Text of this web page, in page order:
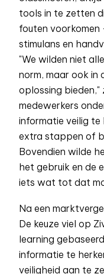
tools in te zetten
fouten
stimulans en
"We wilden niet
norm, maar ook in
oplossing bieden,"
medewerkers
informatie veilig
extra stappen of
Bovendien wilde
het gebruik en de
iets wat tot dat
Na een
De keuze viel op
learning
informatie te
veiligheid aan te